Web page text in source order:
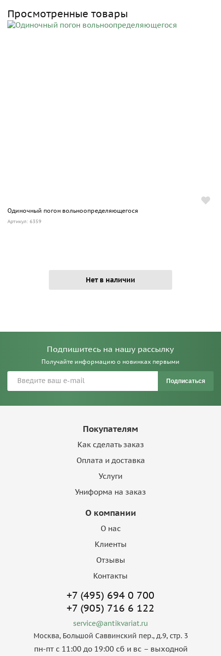
Просмотренные товары
Одиночный погон вольноопределяющегося
Артикул: 6359
Нет в наличии
Подпишитесь на нашу рассылку
Получайте информацию о новинках первыми
Подписаться
Покупателям
Как сделать заказ
Оплата и доставка
Услуги
Униформа на заказ
О компании
О нас
Клиенты
Отзывы
Контакты
+7 (495) 694 0 700
+7 (905) 716 6 122
service@antikvariat.ru
Москва, Большой Саввинский пер., д.9, стр. 3
пн-пт с 11:00 до 19:00 сб и вс – выходной